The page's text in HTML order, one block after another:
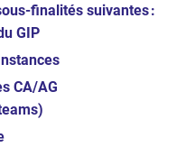
finalités suivantes :
GIP
CA/AG